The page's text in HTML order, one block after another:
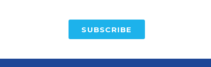
SUBSCRIBE